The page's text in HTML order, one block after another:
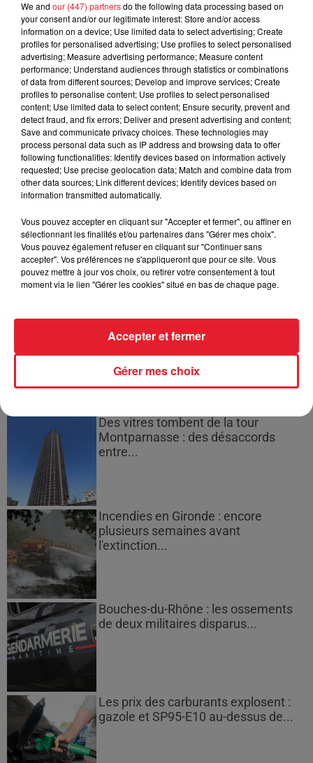
LES DERNIÈRES NEWS
Jay-Z se bat contre la grand-mère
d'un homme prétendant être son fils
Cassie met fin à une ex-escorte
masculine dans sa bataille...
Des vitres tombent de la tour
Montparnasse : des désaccords
entre...
Incendies en Gironde : encore
plusieurs semaines avant
l'extinction...
Bouches-du-Rhône : les ossements
de deux militaires disparus...
Les prix des carburants explosent :
gazole et SP95-E10 au-dessus de...
We and our (447) partnersdo the following data processing based on
your consent and/or our legitimate interest: Store and/or access
information on a device; Use limited data to select advertising; Create
profiles for personalised advertising; Use profiles to select personalised
advertising; Measure advertising performance; Measure content
performance; Understand audiences through statistics or combinations
of data from different sources; Develop and improve services; Create
profiles to personalise content; Use profiles to select personalised
content; Use limited data to select content; Ensure security, prevent and
detect fraud, and fix errors; Deliver and present advertising and content;
Save and communicate privacy choices. These technologies may
process personal data such as IP address and browsing data to offer
following functionalities: Identify devices based on information actively
requested; Use precise geolocation data; Match and combine data from
other data sources; Link different devices; Identify devices based on
information transmitted automatically.
Vous pouvez accepter en cliquant sur "Accepter et fermer", ou affiner en
sélectionnant les finalités et/ou partenaires dans "Gérer mes choix".
Vous pouvez également refuser en cliquant sur "Continuer sans
accepter". Vos préférences ne s'appliqueront que pour ce site. Vous
pouvez mettre à jour vos choix, ou retirer votre consentement à tout
moment via le lien "Gérer les cookies" situé en bas de chaque page.
Gérer mes choix
Accepter et fermer